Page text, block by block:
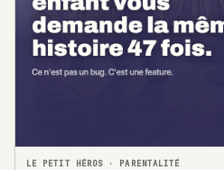
LE PETIT HÉROS · PARENTALITÉ